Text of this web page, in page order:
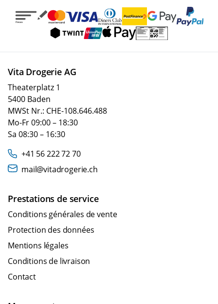
Vita Drogerie AG
Theaterplatz 1
5400 Baden
MWSt Nr.: CHE-108.646.488
Mo-Fr 09:00 – 18:30
Sa 08:30 – 16:30
+41 56 222 72 70
mail@vitadrogerie.ch
Prestations de service
Conditions générales de vente
Protection des données
Mentions légales
Conditions de livraison
Contact